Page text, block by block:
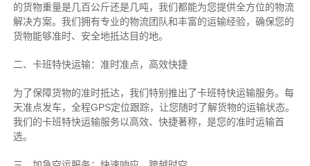
的货物重量是几百公斤还是几吨，我们都能为您提供全方位的物流
解决方案。我们拥有专业的物流团队和丰富的运输经验，确保您的
货物能够准时、安全地抵达目的地。
二、卡班特快运输：准时准点，高效快捷
为了保障货物的准时抵达，我们特别推出了卡班特快运输服务。每
天准点发车，全程GPS定位跟踪，让您随时了解货物的运输状态。
我们的卡班特快运输服务以高效、快捷著称，是您的准时运输首
选。